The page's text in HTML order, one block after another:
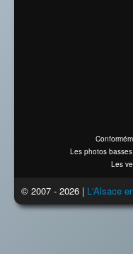
Les photos
Les
© 2007 - 2026 | L'Alsace